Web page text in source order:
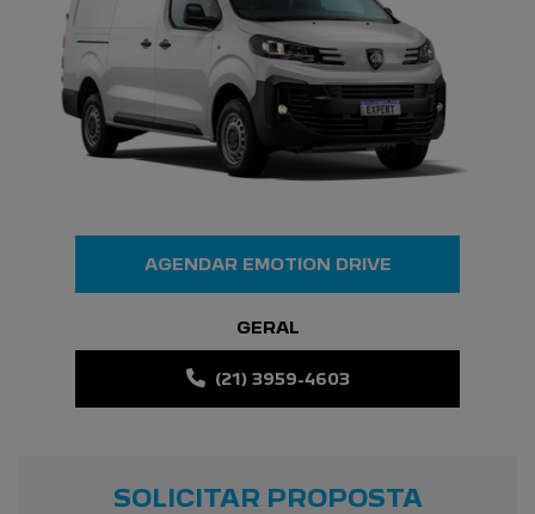
SOLICITAR PROPOSTA
AGENDAR EMOTION DRIVE
GERAL
(21) 3959-4603